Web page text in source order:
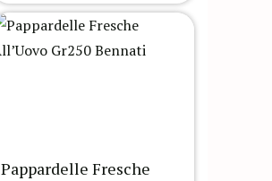
Pappardelle Fresche